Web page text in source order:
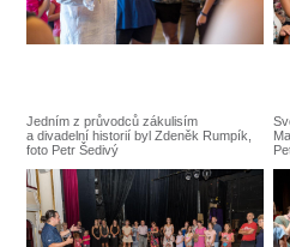
DÁLE
Jedním z průvodců zákulisím
a divadelní historií byl Zdeněk Rumpík,
foto Petr Šedivý